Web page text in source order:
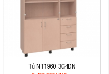
Tủ NT1960-3G4DN